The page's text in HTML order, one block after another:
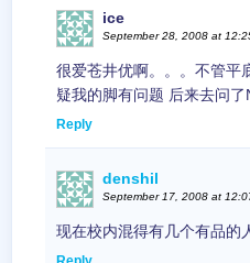
ice
September 28, 2008 at
很爱苍井优啊。。。不管
疑我的脚有问题 后来去问
Reply
denshil
September 17, 2008 at
现在校内混得有几个有品